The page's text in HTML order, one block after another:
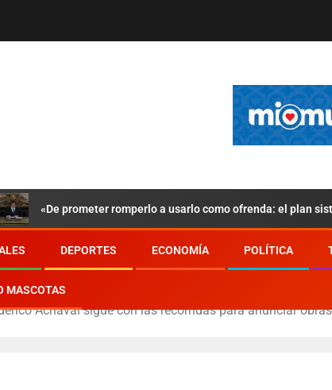
«De prometer romperlo a usarlo como ofrenda: el plan
DEPORTES ECONOMÍA POLÍTICA
MASCOTAS
Achával sigue con las recorridas para anunciar